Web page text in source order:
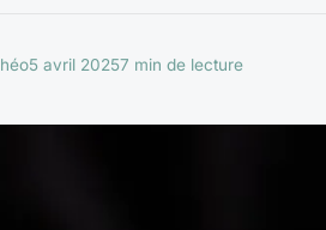
5 avril 20257 min de lecture